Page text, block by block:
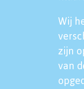
Wij
zijn
van